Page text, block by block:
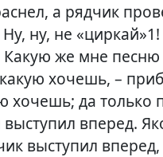
а рядчик
Ну, ну, не
Какую же мне
хочешь, –
хочешь; да
вперед.
выступил